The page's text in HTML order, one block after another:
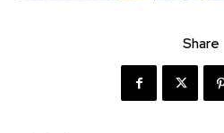
Share